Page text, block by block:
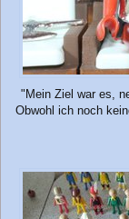
"Mein Ziel war es,
Obwohl ich noch